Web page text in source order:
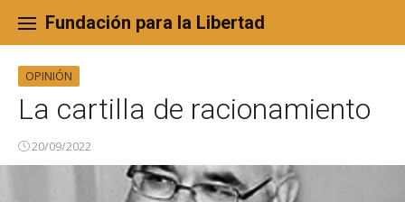
content
Fundación para la Libertad
OPINIÓN
La cartilla de racionamiento
20/09/2022